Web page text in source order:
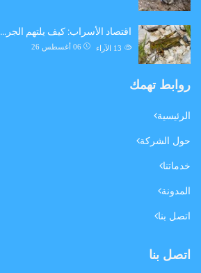
اقتصاد الأسراب: كيف يلتهم الجر…
06 أغسطس 26 الآراء
روابط تهمك
الرئيسية
حول الشركة
خدماتنا
المدونة
اتصل بنا
اتصل بنا